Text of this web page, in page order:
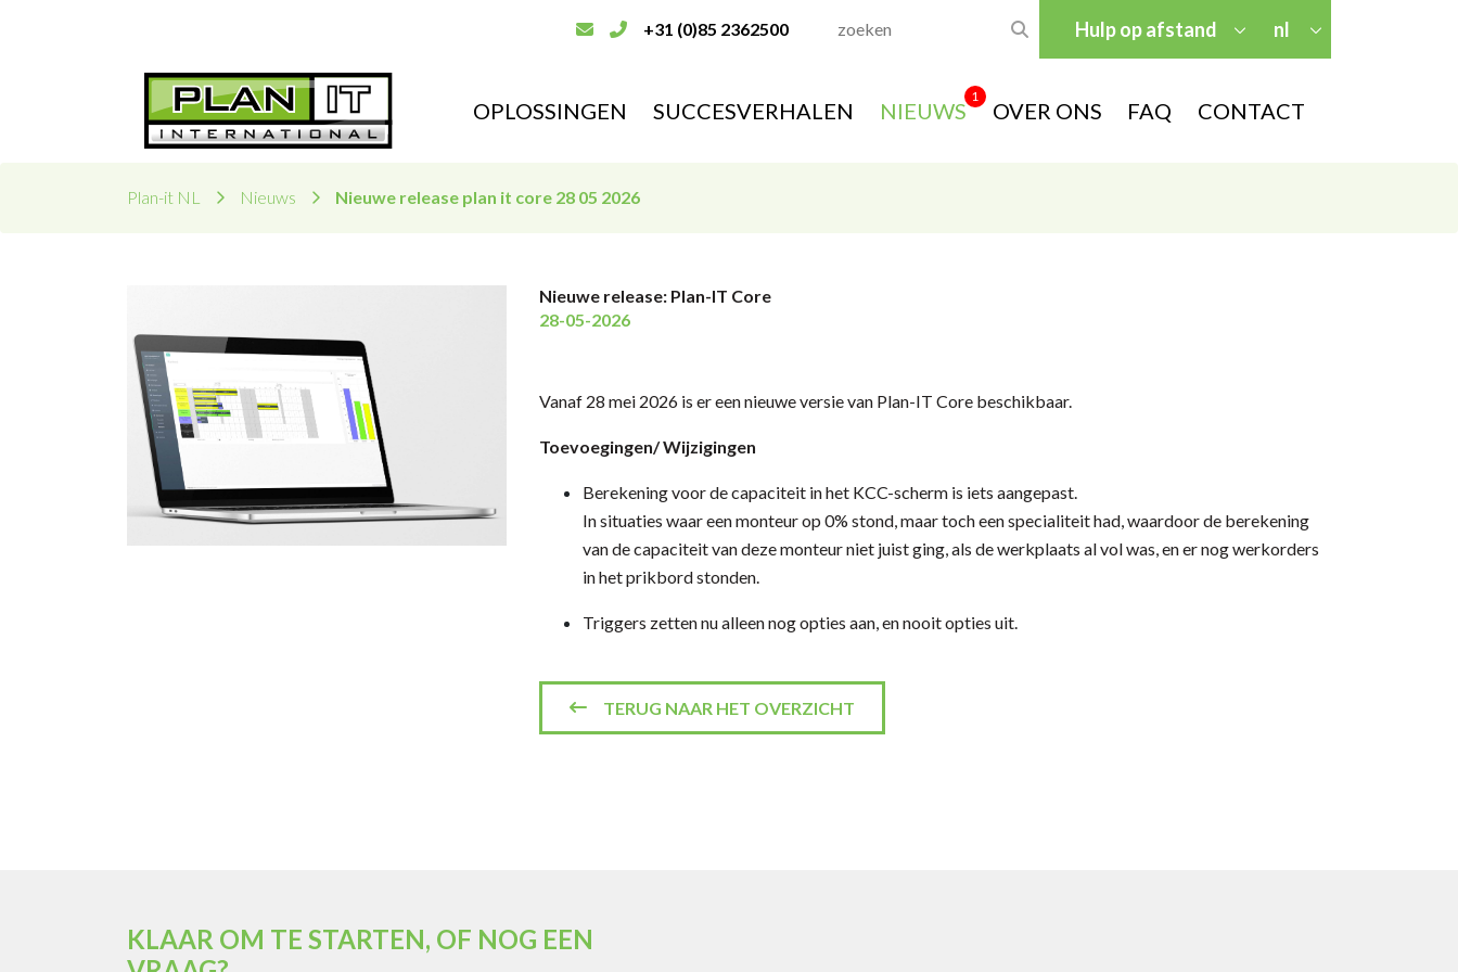
+31 (0)85 2362500 Hulp op afstand nl
OPLOSSINGEN SUCCESVERHALEN NIEUWS
1
OVER ONS FAQ CONTACT
Plan-it NL Nieuws Nieuwe release plan it core 28 05 2026
Nieuwe release: Plan-IT Core
28-05-2026
Vanaf 28 mei 2026 is er een nieuwe versie van Plan-IT Core beschikbaar.
Toevoegingen/ Wijzigingen
Berekening voor de capaciteit in het KCC-scherm is iets aangepast.
In situaties waar een monteur op 0% stond, maar toch een specialiteit had, waardoor de berekening
van de capaciteit van deze monteur niet juist ging, als de werkplaats al vol was, en er nog werkorders
in het prikbord stonden.
Triggers zetten nu alleen nog opties aan, en nooit opties uit.
TERUG NAAR HET OVERZICHT
KLAAR OM TE STARTEN, OF NOG EEN